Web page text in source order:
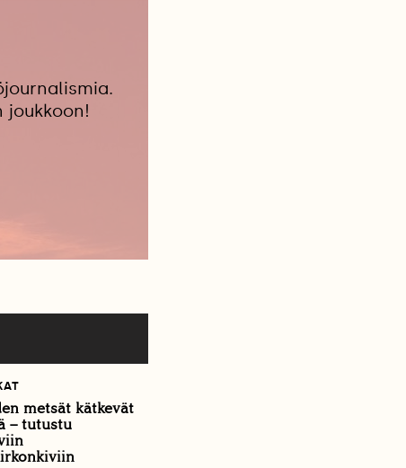
joukkoon!
metsät kätkevät
– tutustu